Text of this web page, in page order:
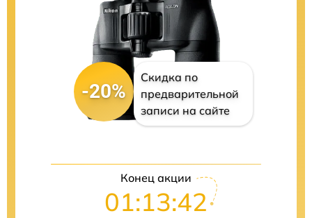
-20%
Скидка по
предварительной
записи на сайте
Конец акции
01:13:41